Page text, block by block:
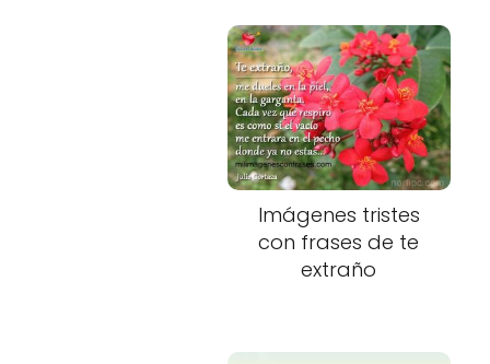
Imágenes tristes
con frases de te
extraño